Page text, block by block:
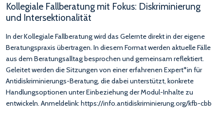
Kollegiale Fallberatung mit Fokus: Diskriminierung
und Intersektionalität
In der Kollegiale Fallberatung wird das Gelernte direkt in der eigene
Beratungspraxis übertragen. In diesem Format werden aktuelle Fälle
aus dem Beratungsalltag besprochen und gemeinsam reflektiert.
Geleitet werden die Sitzungen von einer erfahrenen Expert*in für
Antidiskriminierungs-Beratung, die dabei unterstützt, konkrete
Handlungsoptionen unter Einbeziehung der Modul-Inhalte zu
entwickeln. Anmeldelink: https://info.antidiskriminierung.org/kfb-cbb